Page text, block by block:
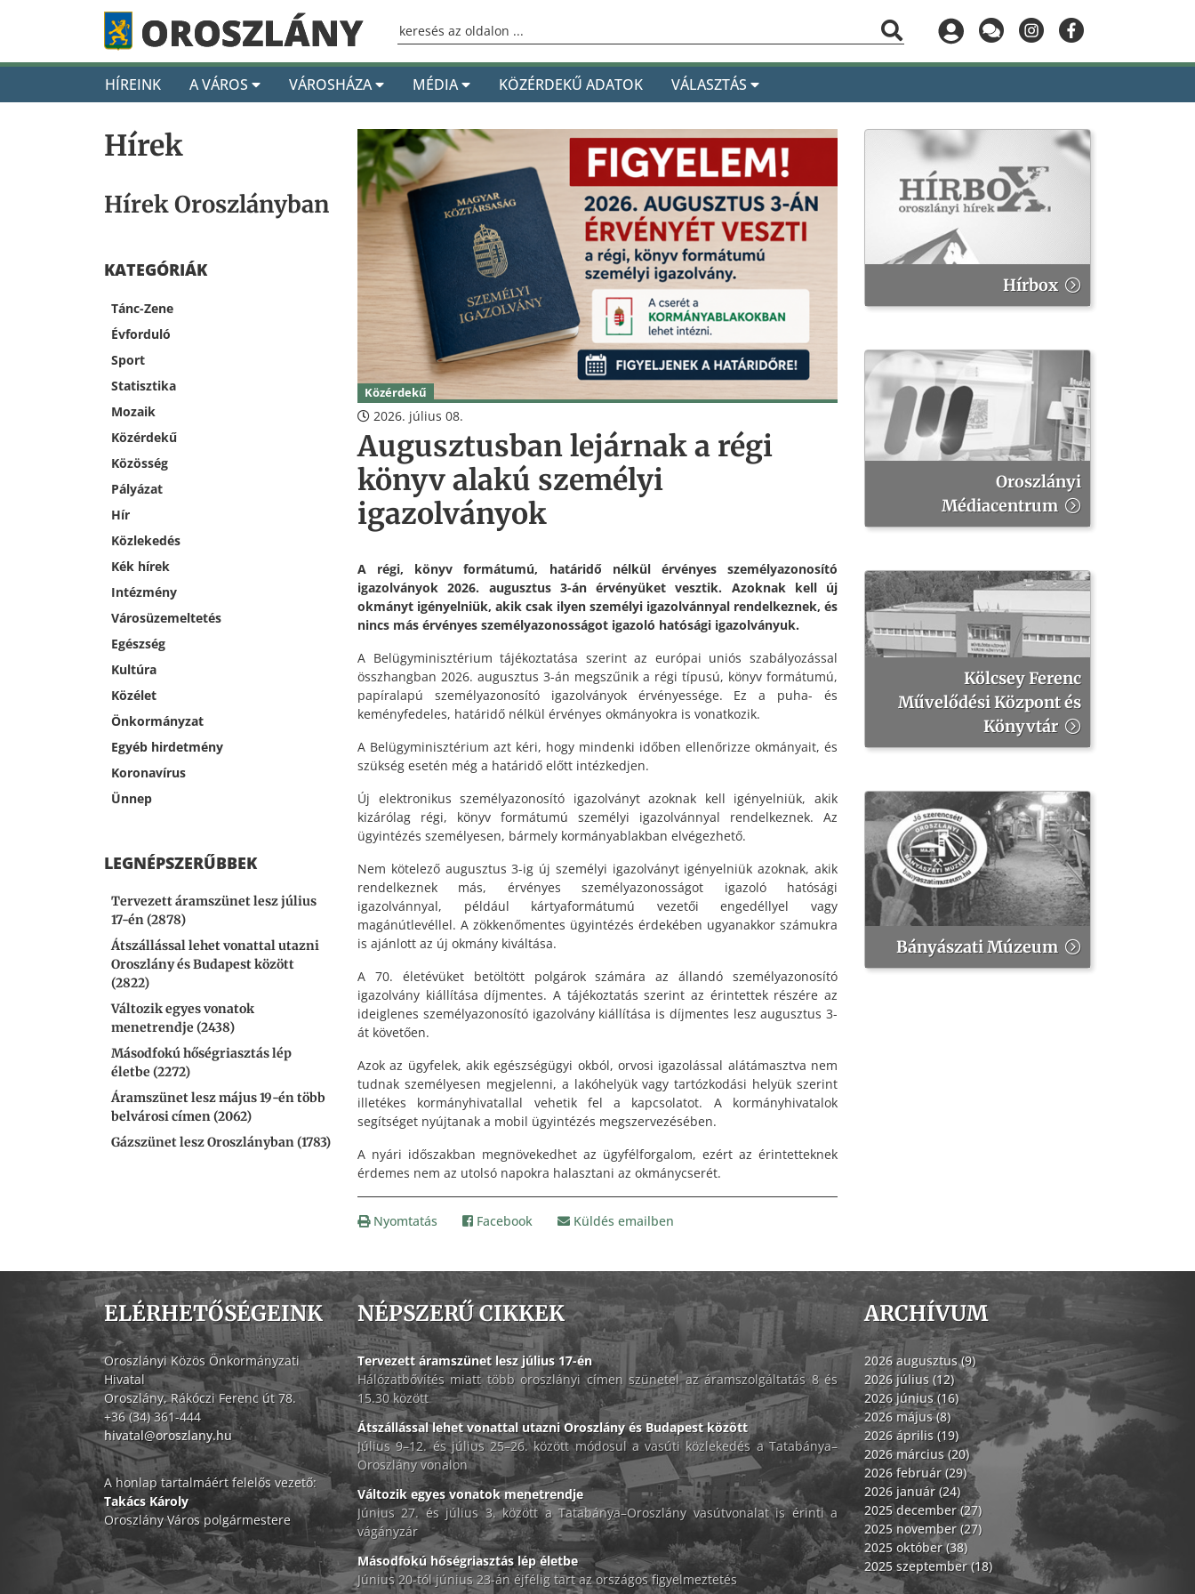
HÍREINK A VÁROS VÁROSHÁZA MÉDIA KÖZÉRDEKŰ ADATOK VÁLASZTÁS
Hírek
Hírek Oroszlányban
KATEGÓRIÁK
Tánc-Zene
Évforduló
Sport
Statisztika
Mozaik
Közérdekű
Közösség
Pályázat
Hír
Közlekedés
Kék hírek
Intézmény
Városüzemeltetés
Egészség
Kultúra
Közélet
Önkormányzat
Egyéb hirdetmény
Koronavírus
Ünnep
LEGNÉPSZERŰBBEK
Tervezett áramszünet lesz július
17-én (2878)
Átszállással lehet vonattal utazni
Oroszlány és Budapest között
(2822)
Változik egyes vonatok
menetrendje (2438)
Másodfokú hőségriasztás lép
életbe (2272)
Áramszünet lesz május 19-én több
belvárosi címen (2062)
Gázszünet lesz Oroszlányban (1783)
Közérdekű
2026. július 08.
Augusztusban lejárnak a régi
könyv alakú személyi
igazolványok
A régi, könyv formátumú, határidő nélkül érvényes személyazonosító
igazolványok 2026. augusztus 3-án érvényüket vesztik. Azoknak kell új
okmányt igényelniük, akik csak ilyen személyi igazolvánnyal rendelkeznek, és
nincs más érvényes személyazonosságot igazoló hatósági igazolványuk.
A Belügyminisztérium tájékoztatása szerint az európai uniós szabályozással
összhangban 2026. augusztus 3-án megszűnik a régi típusú, könyv formátumú,
papíralapú személyazonosító igazolványok érvényessége. Ez a puha- és
keményfedeles, határidő nélkül érvényes okmányokra is vonatkozik.
A Belügyminisztérium azt kéri, hogy mindenki időben ellenőrizze okmányait, és
szükség esetén még a határidő előtt intézkedjen.
Új elektronikus személyazonosító igazolványt azoknak kell igényelniük, akik
kizárólag régi, könyv formátumú személyi igazolvánnyal rendelkeznek. Az
ügyintézés személyesen, bármely kormányablakban elvégezhető.
Nem kötelező augusztus 3-ig új személyi igazolványt igényelniük azoknak, akik
rendelkeznek más, érvényes személyazonosságot igazoló hatósági
igazolvánnyal, például kártyaformátumú vezetői engedéllyel vagy
magánútlevéllel. A zökkenőmentes ügyintézés érdekében ugyanakkor számukra
is ajánlott az új okmány kiváltása.
A 70. életévüket betöltött polgárok számára az állandó személyazonosító
igazolvány kiállítása díjmentes. A tájékoztatás szerint az érintettek részére az
ideiglenes személyazonosító igazolvány kiállítása is díjmentes lesz augusztus 3-
át követően.
Azok az ügyfelek, akik egészségügyi okból, orvosi igazolással alátámasztva nem
tudnak személyesen megjelenni, a lakóhelyük vagy tartózkodási helyük szerint
illetékes kormányhivatallal vehetik fel a kapcsolatot. A kormányhivatalok
segítséget nyújtanak a mobil ügyintézés megszervezésében.
A nyári időszakban megnövekedhet az ügyfélforgalom, ezért az érintetteknek
érdemes nem az utolsó napokra halasztani az okmánycserét.
Nyomtatás Facebook Küldés emailben
Hírbox
Oroszlányi
Médiacentrum
Kölcsey Ferenc
Művelődési Központ és
Könyvtár
Bányászati Múzeum
ELÉRHETŐSÉGEINK
Oroszlányi Közös Önkormányzati
Hivatal
Oroszlány, Rákóczi Ferenc út 78.
+36 (34) 361-444
hivatal@oroszlany.hu
A honlap tartalmáért felelős vezető:
Takács Károly
Oroszlány Város polgármestere
NÉPSZERŰ CIKKEK
Tervezett áramszünet lesz július 17-én
Hálózatbővítés miatt több oroszlányi címen szünetel az áramszolgáltatás 8 és
15.30 között
Átszállással lehet vonattal utazni Oroszlány és Budapest között
Július 9–12. és július 25–26. között módosul a vasúti közlekedés a Tatabánya–
Oroszlány vonalon
Változik egyes vonatok menetrendje
Június 27. és július 3. között a Tatabánya–Oroszlány vasútvonalat is érinti a
vágányzár
Másodfokú hőségriasztás lép életbe
Június 20-tól június 23-án éjfélig tart az országos figyelmeztetés
ARCHÍVUM
2026 augusztus (9)
2026 július (12)
2026 június (16)
2026 május (8)
2026 április (19)
2026 március (20)
2026 február (29)
2026 január (24)
2025 december (27)
2025 november (27)
2025 október (38)
2025 szeptember (18)